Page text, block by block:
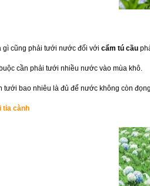
gì cũng phải tưới nước đối với cẩm tú cầu
cần phải tưới nhiều nước vào mùa khô.
tưới bao nhiêu là đủ để nước không còn
tỉa cành